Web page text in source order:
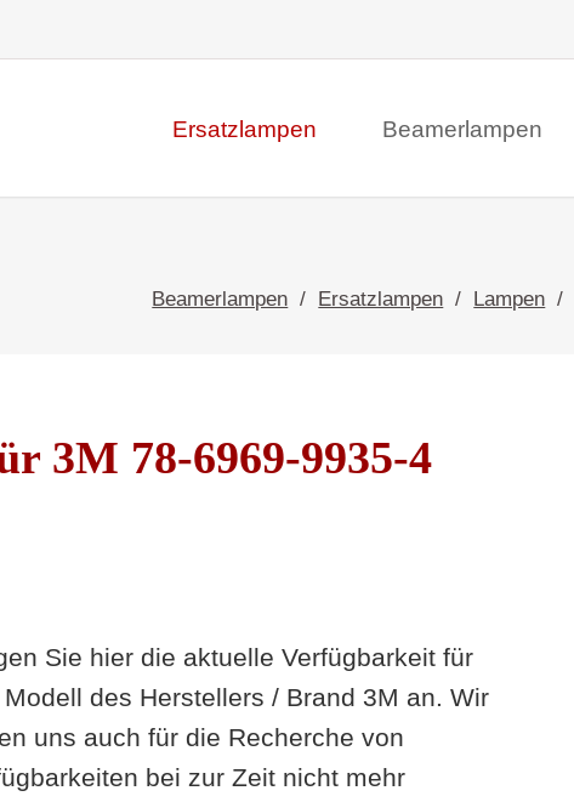
Ersatzlampen Beamerlampen
Beamerlampen Ersatzlampen Lampen
3M 78-6969-9935-4
Sie hier die aktuelle Verfügbarkeit für
des Herstellers / Brand 3M an. Wir
uns auch für die Recherche von
bei zur Zeit nicht mehr